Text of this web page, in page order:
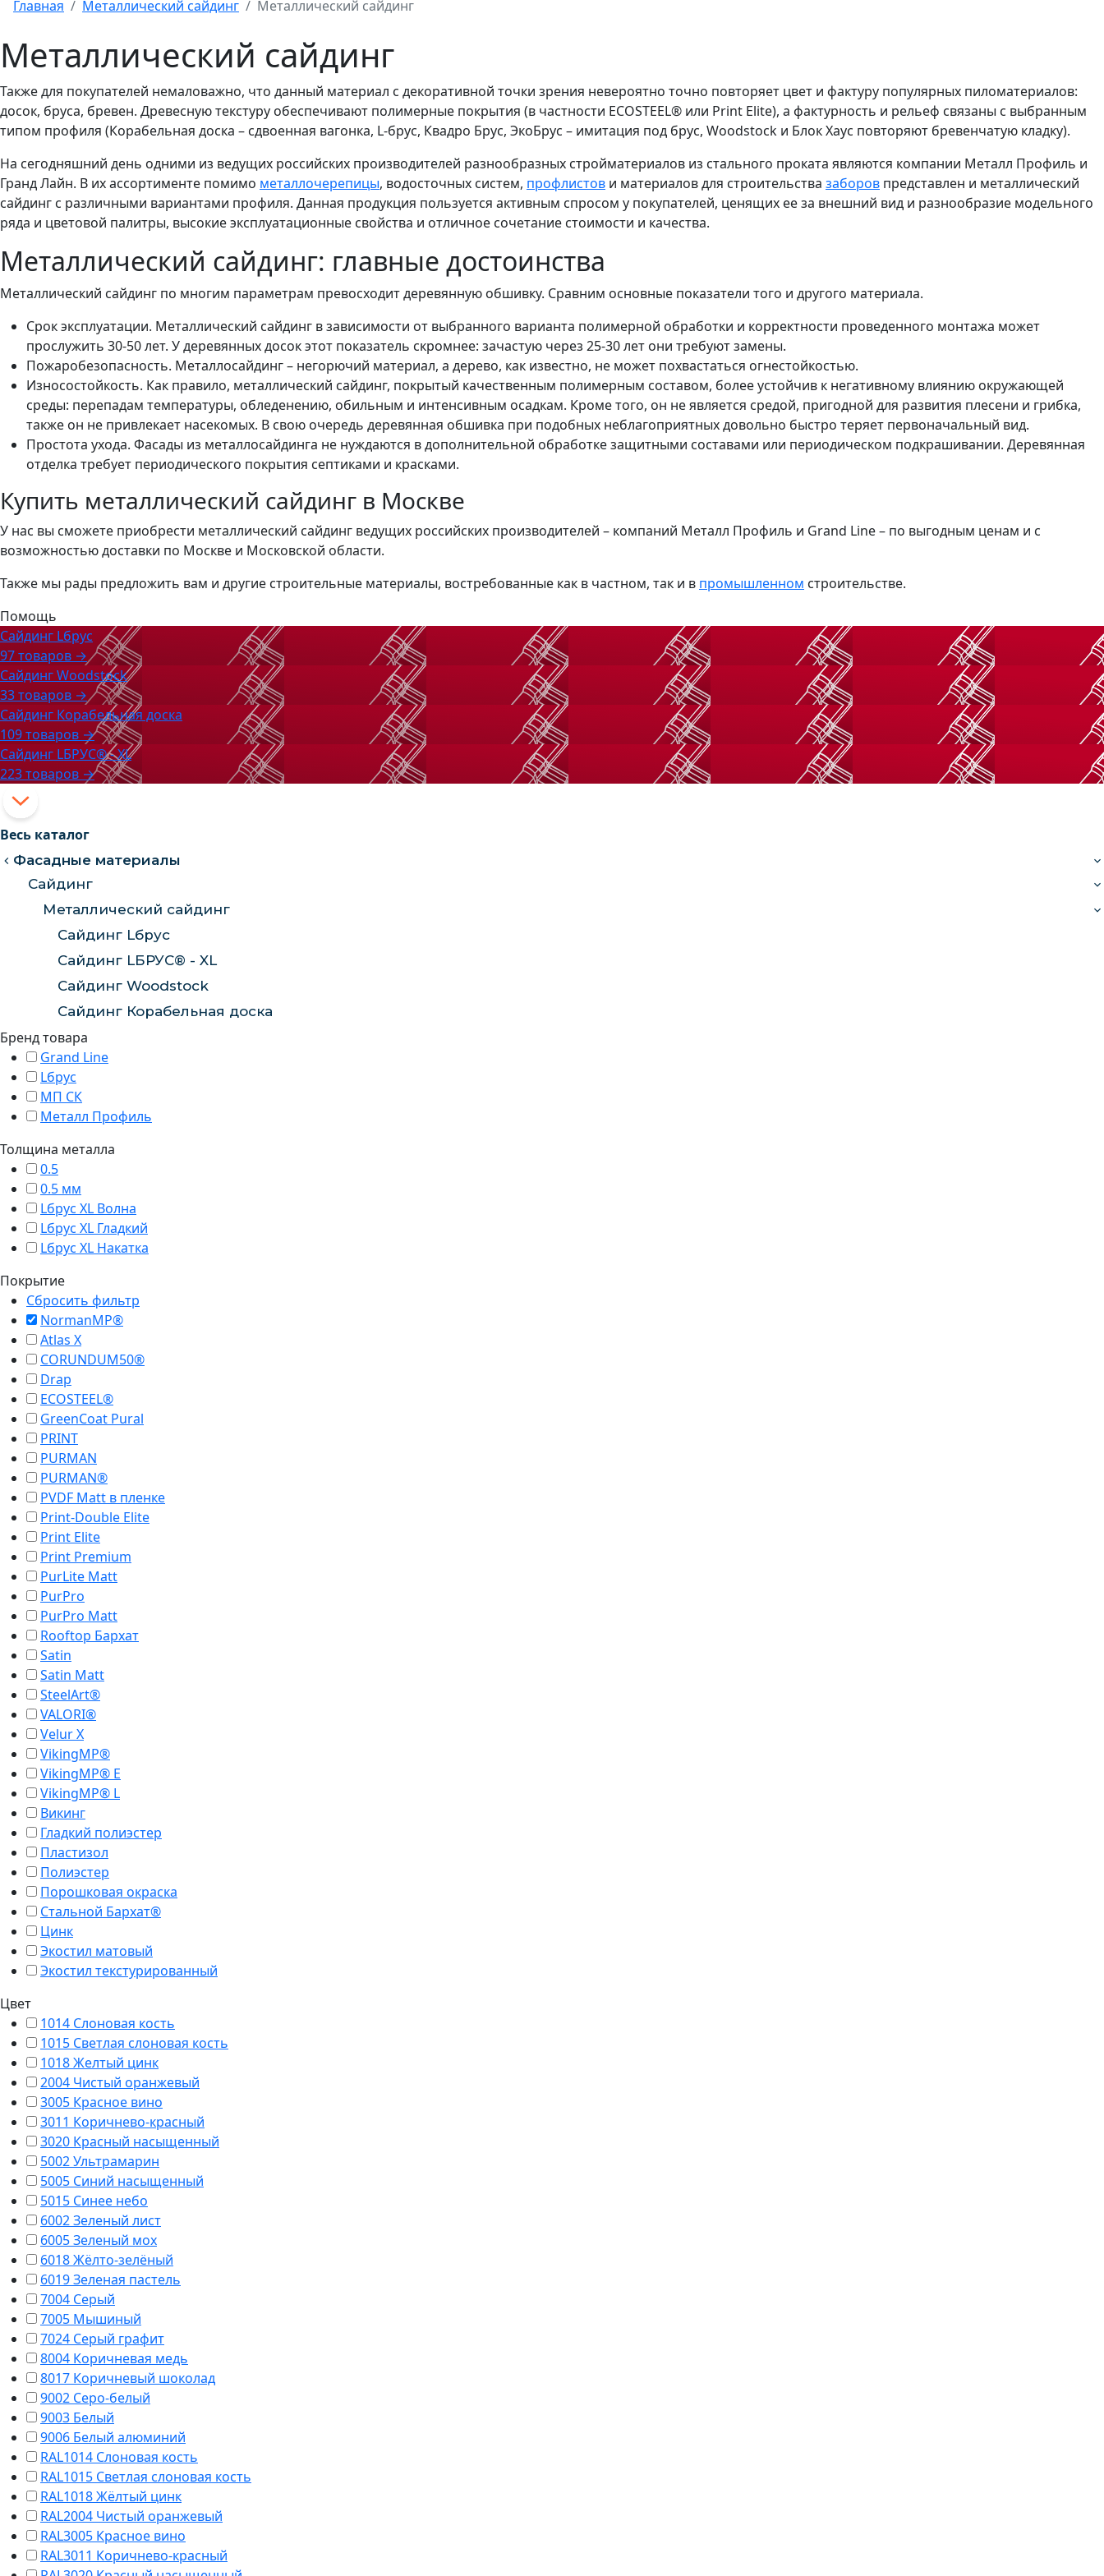
Главная
Металлический сайдинг Металлический сайдинг
Металлический сайдинг
Также для покупателей немаловажно, что данный материал с декоративной точки зрения невероятно точно повторяет цвет и фактуру популярных пиломатериалов:
досок, бруса, бревен. Древесную текстуру обеспечивают полимерные покрытия (в частности ECOSTEEL® или Print Elite), а фактурность и рельеф связаны с выбранным
типом профиля (Корабельная доска – сдвоенная вагонка, L-брус, Квадро Брус, ЭкоБрус – имитация под брус, Woodstock и Блок Хаус повторяют бревенчатую кладку).
На сегодняшний день одними из ведущих российских производителей разнообразных стройматериалов из стального проката являются компании Металл Профиль и
Гранд Лайн. В их ассортименте помимо металлочерепицы, водосточных систем, профлистов и материалов для строительства заборов представлен и металлический
сайдинг с различными вариантами профиля. Данная продукция пользуется активным спросом у покупателей, ценящих ее за внешний вид и разнообразие модельного
ряда и цветовой палитры, высокие эксплуатационные свойства и отличное сочетание стоимости и качества.
Металлический сайдинг: главные достоинства
Металлический сайдинг по многим параметрам превосходит деревянную обшивку. Сравним основные показатели того и другого материала.
Срок эксплуатации. Металлический сайдинг в зависимости от выбранного варианта полимерной обработки и корректности проведенного монтажа может
прослужить 30-50 лет. У деревянных досок этот показатель скромнее: зачастую через 25-30 лет они требуют замены.
Пожаробезопасность. Металлосайдинг – негорючий материал, а дерево, как известно, не может похвастаться огнестойкостью.
Износостойкость. Как правило, металлический сайдинг, покрытый качественным полимерным составом, более устойчив к негативному влиянию окружающей
среды: перепадам температуры, обледенению, обильным и интенсивным осадкам. Кроме того, он не является средой, пригодной для развития плесени и грибка,
также он не привлекает насекомых. В свою очередь деревянная обшивка при подобных неблагоприятных довольно быстро теряет первоначальный вид.
Простота ухода. Фасады из металлосайдинга не нуждаются в дополнительной обработке защитными составами или периодическом подкрашивании. Деревянная
отделка требует периодического покрытия септиками и красками.
Купить металлический сайдинг в Москве
У нас вы сможете приобрести металлический сайдинг ведущих российских производителей – компаний Металл Профиль и Grand Line – по выгодным ценам и с
возможностью доставки по Москве и Московской области.
Также мы рады предложить вам и другие строительные материалы, востребованные как в частном, так и в промышленном строительстве.
Помощь
Сайдинг Lбрус
97 товаров →
Сайдинг Woodstock
33 товаров →
Сайдинг Корабельная доска
109 товаров →
Сайдинг LБРУС® - XL
223 товаров →
Весь каталог
Фасадные материалы
Сайдинг
Металлический сайдинг
Сайдинг Lбрус
Сайдинг LБРУС® - XL
Сайдинг Woodstock
Сайдинг Корабельная доска
Бренд товара
Grand Line
Lбрус
МП СК
Металл Профиль
Толщина металлa
0.5
0.5 мм
Lбрус XL Волна
Lбрус XL Гладкий
Lбрус XL Накатка
Покрытие
Сбросить фильтр
NormanMP®
Atlas X
CORUNDUM50®
Drap
ECOSTEEL®
GreenCoat Pural
PRINT
PURMAN
PURMAN®
PVDF Matt в пленке
Print-Double Elite
Print Elite
Print Premium
PurLite Matt
PurPro
PurPro Matt
Rooftop Бархат
Satin
Satin Matt
SteelArt®
VALORI®
Velur X
VikingMP®
VikingMP® E
VikingMP® L
Викинг
Гладкий полиэстер
Пластизол
Полиэстер
Порошковая окраска
Стальной Бархат®
Цинк
Экостил матовый
Экостил текстурированный
Цвет
1014 Слоновая кость
1015 Светлая слоновая кость
1018 Желтый цинк
2004 Чистый оранжевый
3005 Красное вино
3011 Коричнево-красный
3020 Красный насыщенный
5002 Ультрамарин
5005 Синий насыщенный
5015 Синее небо
6002 Зеленый лист
6005 Зеленый мох
6018 Жёлто-зелёный
6019 Зеленая пастель
7004 Серый
7005 Мышиный
7024 Серый графит
8004 Коричневая медь
8017 Коричневый шоколад
9002 Серо-белый
9003 Белый
9006 Белый алюминий
RAL1014 Слоновая кость
RAL1015 Светлая слоновая кость
RAL1018 Жёлтый цинк
RAL2004 Чистый оранжевый
RAL3005 Красное вино
RAL3011 Коричнево-красный